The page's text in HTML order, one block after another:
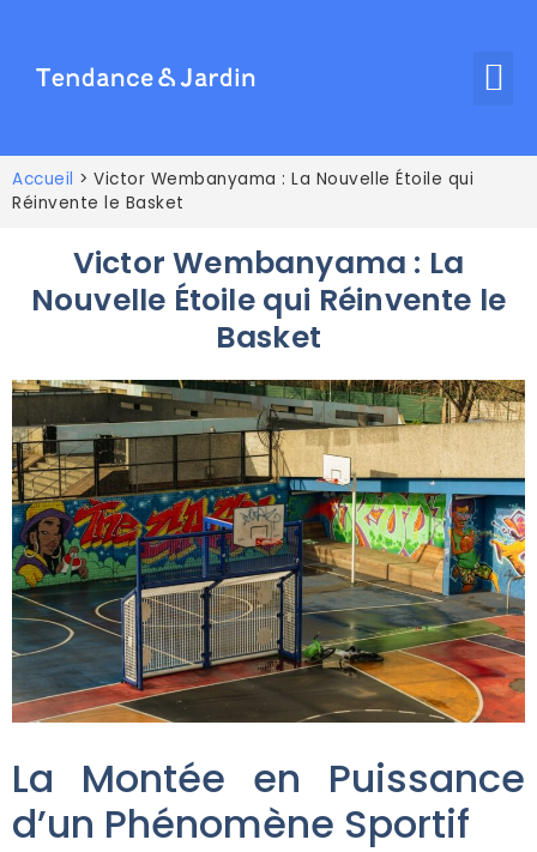
Accueil > Victor Wembanyama : La Nouvelle Étoile qui
Réinvente le Basket
Victor Wembanyama : La
Nouvelle Étoile qui Réinvente le
Basket
La Montée en Puissance
d’un Phénomène Sportif